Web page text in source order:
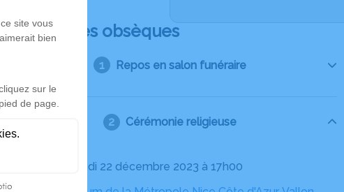
Déroulé des obsèques
Repos en salon funéraire
Cérémonie religieuse
Le vendredi 22 décembre 2023 à 17h00